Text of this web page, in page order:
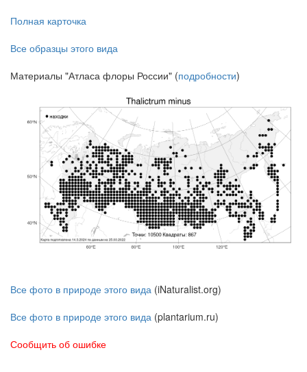
Полная карточка
Все образцы этого вида
Материалы "Атласа флоры России" (подробности)
Все фото в природе этого вида (iNaturalist.org)
Все фото в природе этого вида (plantarium.ru)
Сообщить об ошибке